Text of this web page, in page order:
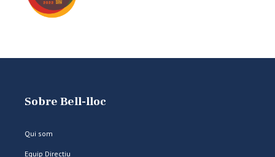
Sobre Bell-lloc
Qui som
Equip Directiu